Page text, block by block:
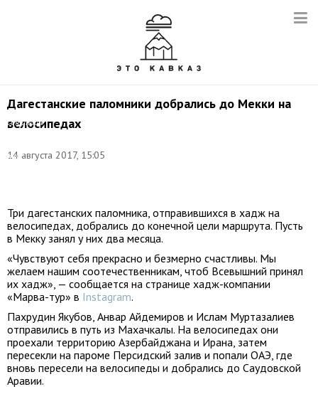
Дагестанские паломники добрались до Мекки на
велосипедах
14 августа 2017, 15:05
Фото:
страница
тур"
Три дагестанских паломника, отправившихся в хадж на
велосипедах, добрались до конечной цели маршрута. Пусть
в Мекку занял у них два месяца.
«Чувствуют себя прекрасно и безмерно счастливы. Мы
желаем нашим соотечественникам, чтоб Всевышний принял
их хадж», — сообщается на странице хадж-компании
«Марва-тур» в Instagram.
Пахрудин Якубов, Анвар Айдемиров и Ислам Муртазалиев
отправились в путь из Махачкалы. На велосипедах они
проехали территорию Азербайджана и Ирана, затем
пересекли на пароме Персидский залив и попали ОАЭ, где
вновь пересели на велосипеды и добрались до Саудовской
Аравии.